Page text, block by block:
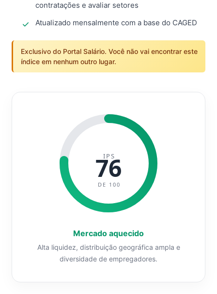
contratações e avaliar setores
Atualizado mensalmente com a base do CAGED
Exclusivo do Portal Salário. Você não vai encontrar este
índice em nenhum outro lugar.
IPS
76
DE 100
Mercado aquecido
Alta liquidez, distribuição geográfica ampla e
diversidade de empregadores.